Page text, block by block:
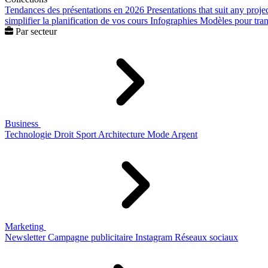
Tendances des présentations en 2026 Presentations that suit any
simplifier la planification de vos cours Infographies Modèles pour
Par secteur
Business
Technologie Droit Sport Architecture Mode Argent
Marketing
Newsletter Campagne publicitaire Instagram Réseaux sociaux